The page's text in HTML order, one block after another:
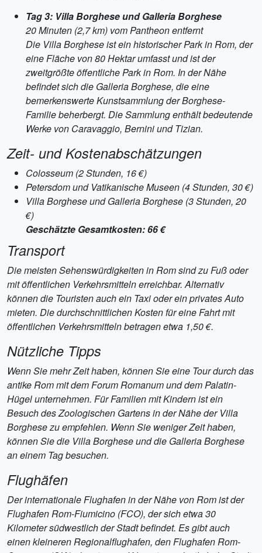
Tag 3: Villa Borghese und Galleria Borghese
20 Minuten (2,7 km) vom Pantheon entfernt
Die Villa Borghese ist ein historischer Park in Rom, der
eine Fläche von 80 Hektar umfasst und ist der
zweitgrößte öffentliche Park in Rom. In der Nähe
befindet sich die Galleria Borghese, die eine
bemerkenswerte Kunstsammlung der Borghese-
Familie beherbergt. Die Sammlung enthält bedeutende
Werke von Caravaggio, Bernini und Tizian.
Zeit- und Kostenabschätzungen
Colosseum (2 Stunden, 16 €)
Petersdom und Vatikanische Museen (4 Stunden, 30 €)
Villa Borghese und Galleria Borghese (3 Stunden, 20
€)
Geschätzte Gesamtkosten: 66 €
Transport
Die meisten Sehenswürdigkeiten in Rom sind zu Fuß oder
mit öffentlichen Verkehrsmitteln erreichbar. Alternativ
können die Touristen auch ein Taxi oder ein privates Auto
mieten. Die durchschnittlichen Kosten für eine Fahrt mit
öffentlichen Verkehrsmitteln betragen etwa 1,50 €.
Nützliche Tipps
Wenn Sie mehr Zeit haben, können Sie eine Tour durch das
antike Rom mit dem Forum Romanum und dem Palatin-
Hügel unternehmen. Für Familien mit Kindern ist ein
Besuch des Zoologischen Gartens in der Nähe der Villa
Borghese zu empfehlen. Wenn Sie weniger Zeit haben,
können Sie die Villa Borghese und die Galleria Borghese
an einem Tag besuchen.
Flughäfen
Der internationale Flughafen in der Nähe von Rom ist der
Flughafen Rom-Fiumicino (FCO), der sich etwa 30
Kilometer südwestlich der Stadt befindet. Es gibt auch
einen kleineren Regionalflughafen, den Flughafen Rom-